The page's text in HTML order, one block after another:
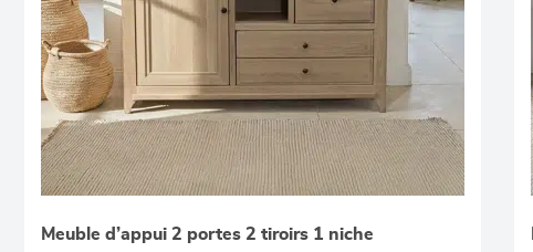
Meuble d’appui 2 portes 2 tiroirs 1 niche